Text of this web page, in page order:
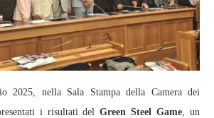
nella Sala Stampa della Camera dei
i risultati delGreen Steel Game , un